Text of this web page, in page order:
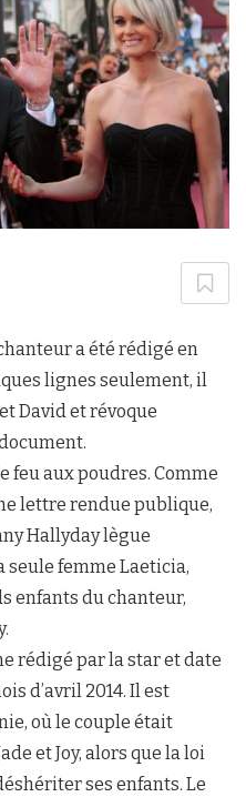
a été rédigé en
lignes seulement, il
David et révoque
feu aux poudres. Comme
lettre rendue publique,
Hallyday lègue
seule femme Laeticia,
enfants du chanteur,
rédigé par la star et date
d’avril 2014. Il est
où le couple était
et Joy, alors que la loi
ses enfants. Le